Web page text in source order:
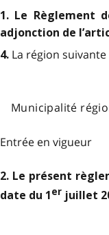
1. Le Règlement
adjonction de
4. La région suivante
Municipalité
Entrée en vigueur
2. Le présent
date du 1 er juillet